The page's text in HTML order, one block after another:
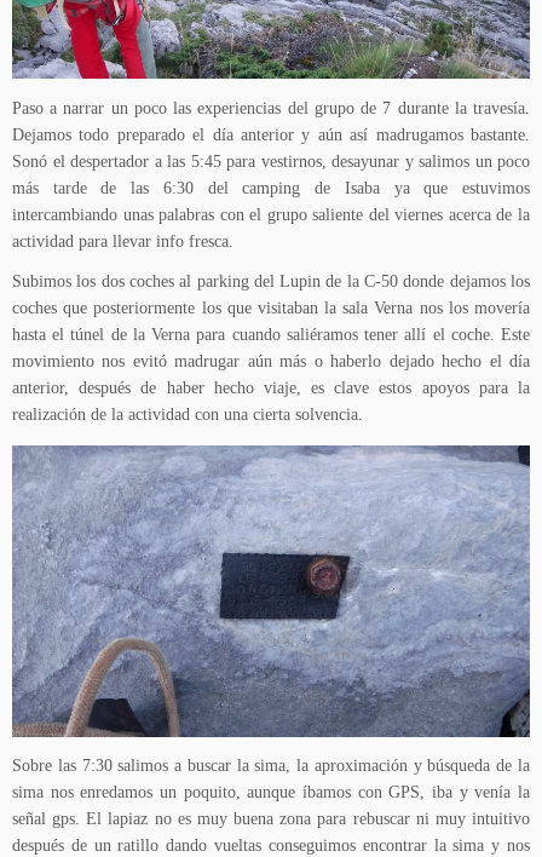
Paso a narrar un poco las experiencias del grupo de 7 durante la travesía.
Dejamos todo preparado el día anterior y aún así madrugamos bastante.
Sonó el despertador a las 5:45 para vestirnos, desayunar y salimos un poco
más tarde de las 6:30 del camping de Isaba ya que estuvimos
intercambiando unas palabras con el grupo saliente del viernes acerca de la
actividad para llevar info fresca.
Subimos los dos coches al parking del Lupin de la C-50 donde dejamos los
coches que posteriormente los que visitaban la sala Verna nos los movería
hasta el túnel de la Verna para cuando saliéramos tener allí el coche. Este
movimiento nos evitó madrugar aún más o haberlo dejado hecho el día
anterior, después de haber hecho viaje, es clave estos apoyos para la
realización de la actividad con una cierta solvencia.
Sobre las 7:30 salimos a buscar la sima, la aproximación y búsqueda de la
sima nos enredamos un poquito, aunque íbamos con GPS, iba y venía la
señal gps. El lapiaz no es muy buena zona para rebuscar ni muy intuitivo
después de un ratillo dando vueltas conseguimos encontrar la sima y nos